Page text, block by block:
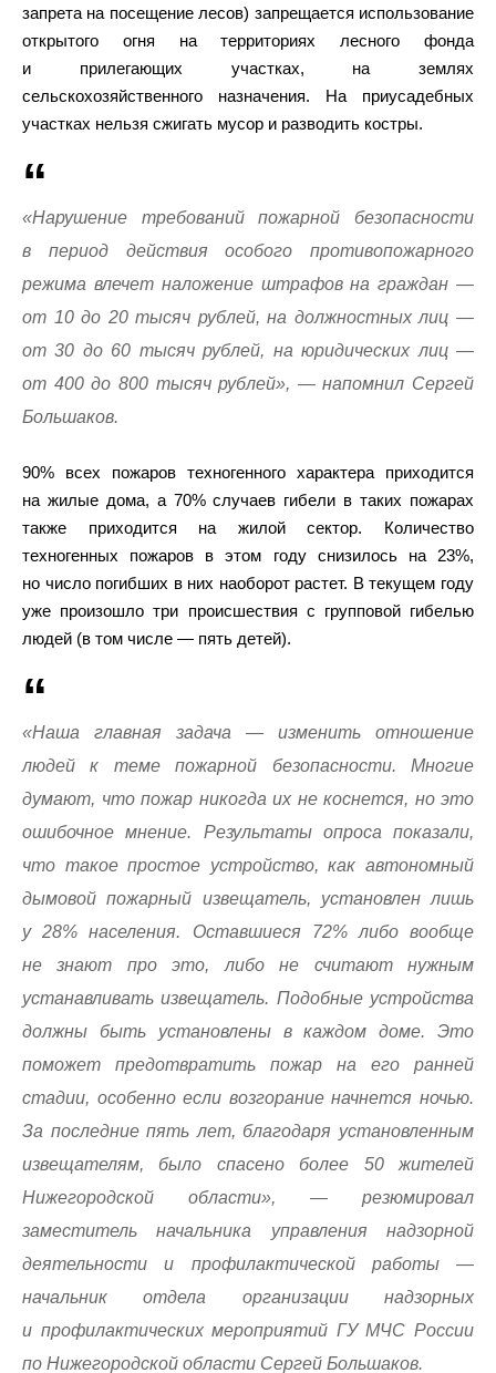
запрета на посещение лесов) запрещается использование
открытого огня на территориях лесного фонда
и прилегающих участках, на землях
сельскохозяйственного назначения. На приусадебных
участках нельзя сжигать мусор и разводить костры.
«Нарушение требований пожарной безопасности
в период действия особого противопожарного
режима влечет наложение штрафов на граждан —
от 10 до 20 тысяч рублей, на должностных лиц —
от 30 до 60 тысяч рублей, на юридических лиц —
от 400 до 800 тысяч рублей», — напомнил Сергей
Большаков.
90% всех пожаров техногенного характера приходится
на жилые дома, а 70% случаев гибели в таких пожарах
также приходится на жилой сектор. Количество
техногенных пожаров в этом году снизилось на 23%,
но число погибших в них наоборот растет. В текущем году
уже произошло три происшествия с групповой гибелью
людей (в том числе — пять детей).
«Наша главная задача — изменить отношение
людей к теме пожарной безопасности. Многие
думают, что пожар никогда их не коснется, но это
ошибочное мнение. Результаты опроса показали,
что такое простое устройство, как автономный
дымовой пожарный извещатель, установлен лишь
у 28% населения. Оставшиеся 72% либо вообще
не знают про это, либо не считают нужным
устанавливать извещатель. Подобные устройства
должны быть установлены в каждом доме. Это
поможет предотвратить пожар на его ранней
стадии, особенно если возгорание начнется ночью.
За последние пять лет, благодаря установленным
извещателям, было спасено более 50 жителей
Нижегородской области», — резюмировал
заместитель начальника управления надзорной
деятельности и профилактической работы —
начальник отдела организации надзорных
и профилактических мероприятий ГУ МЧС России
по Нижегородской области Сергей Большаков.